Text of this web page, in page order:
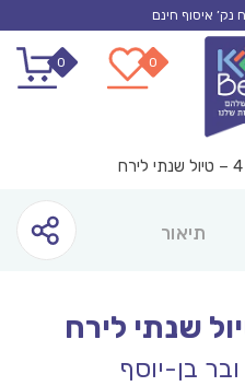
0
0
תיאור
בן-יוסף